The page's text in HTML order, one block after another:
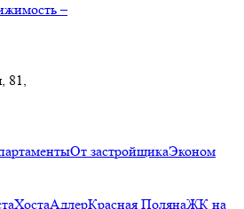
–
81,
От застройщикаЭконом
ХостаАдлерКрасная ПолянаЖК на